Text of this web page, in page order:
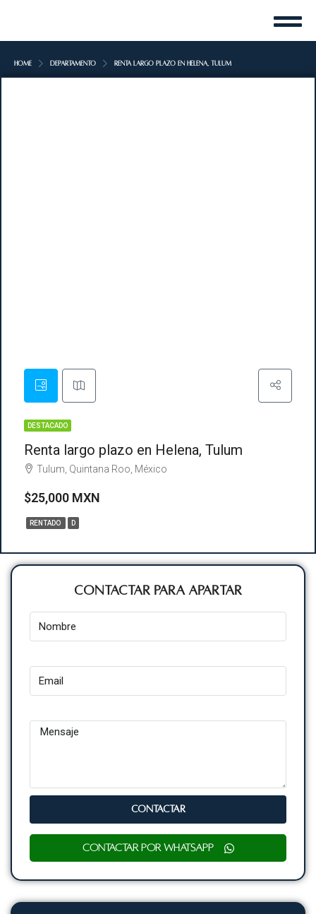
Home Departamento Renta largo plazo en Helena, Tulum
DESTACADO
Renta largo plazo en Helena, Tulum
Tulum, Quintana Roo, México
$25,000 MXN
RENTADO D
Contactar para Apartar
CONTACTAR
Contactar por WhatsApp